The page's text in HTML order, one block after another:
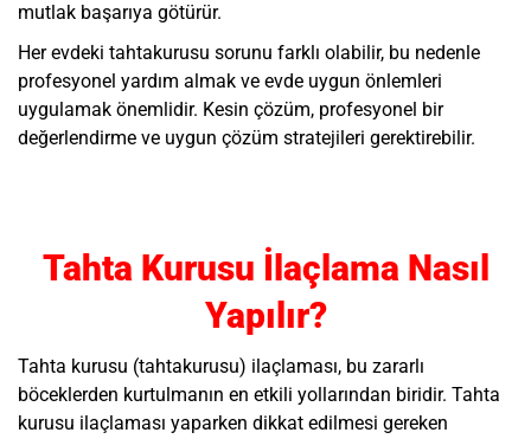
mutlak başarıya götürür.
Her evdeki tahtakurusu sorunu farklı olabilir, bu nedenle
profesyonel yardım almak ve evde uygun önlemleri
uygulamak önemlidir. Kesin çözüm, profesyonel bir
değerlendirme ve uygun çözüm stratejileri gerektirebilir.
Tahta Kurusu İlaçlama Nasıl
Yapılır?
Tahta kurusu (tahtakurusu) ilaçlaması, bu zararlı
böceklerden kurtulmanın en etkili yollarından biridir. Tahta
kurusu ilaçlaması yaparken dikkat edilmesi gereken